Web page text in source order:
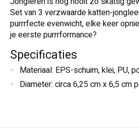
Set van 3 verzwaarde katten-
purrrfecte evenwicht, elke keer
je eerste purrrformance?
Specificaties
Materiaal: EPS-schuim, klei, PU,
Diameter: circa 6,25 cm x 6,5 cm